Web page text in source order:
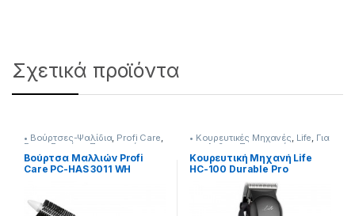
Σχετικά προϊόντα
• Βούρτσες-Ψαλίδια, Profi Care,
Για τη Γυναίκα Προσωπική
Φροντίδα
Βούρτσα Μαλλιών Profi
Care PC-HAS 3011 WH
• Κουρευτικές Μηχανές, Life, Για
τον Ανδρα Προσωπική
Φροντίδα
Κουρευτική Μηχανή Life
HC-100 Durable Pro